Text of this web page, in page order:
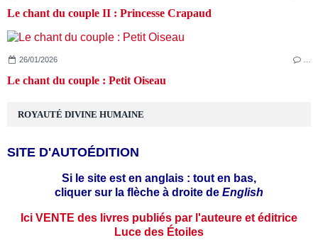
Le chant du couple II : Princesse Crapaud
26/01/2026
Le chant du couple : Petit Oiseau
ROYAUTÉ DIVINE HUMAINE
SITE D'AUTOÉDITION
Si le site est en anglais : tout en bas,
cliquer sur la flèche à droite de English
Ici VENTE des livres publiés par l'auteure et éditrice
Luce des Étoiles